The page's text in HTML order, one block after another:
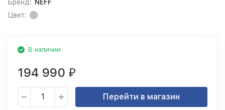
Бренд: NEFF
Цвет:
В наличии
194 990 ₽
Перейти в магазин